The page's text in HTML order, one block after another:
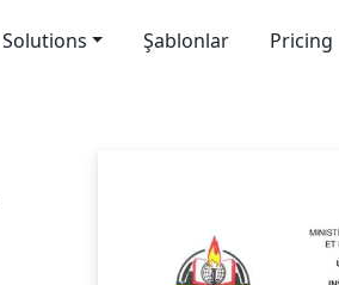
Solutions Şablonlar Pricing